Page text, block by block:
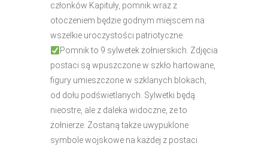
członków Kapituły, pomnik wraz z
otoczeniem będzie godnym miejscem na
wszelkie uroczystości patriotyczne.
Pomnik to 9 sylwetek żołnierskich. Zdjęcia
postaci są wpuszczone w szkło hartowane,
figury umieszczone w szklanych blokach,
od dołu podświetlanych. Sylwetki będą
nieostre, ale z daleka widoczne, że to
żołnierze. Zostaną także uwypuklone
symbole wojskowe na każdej z postaci.